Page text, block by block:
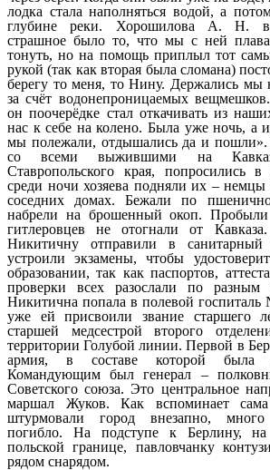
лодка стала наполняться водой, а
глубине реки. Хорошилова А. Н.
страшное было то, что мы с ней
тонуть, но на помощь приплыл тот
рукой (так как вторая была сломана)
берегу то меня, то Нину. Держались мы
за счёт водонепроницаемых
он поочерёдке стал откачивать из
нас к себе на колено. Была уже ночь, а
мы полежали, отдышались да и
со всеми выжившими на
Ставропольского края, попросились в
среди ночи хозяева подняли их –
соседних домах. Бежали по
набрели на брошенный окоп.
гитлеровцев не отогнали от
Никитичну отправили в
устроили экзамены, чтобы
образовании, так как паспортов,
проверки всех разослали по разным
Никитична попала в полевой
уже ей присвоили звание старшего
старшей медсестрой второго
территории Голубой линии. Первой в
армия, в составе которой была
Командующим был генерал –
Советского союза. Это центральное
маршал Жуков. Как вспоминает
штурмовали город внезапно, много
погибло. На подступе к Берлину,
польской границе, павловчанку
рядом снарядом.